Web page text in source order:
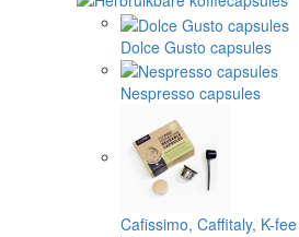
Dolce Gusto capsules
Nespresso capsules
Cafissimo, Caffitaly, K-